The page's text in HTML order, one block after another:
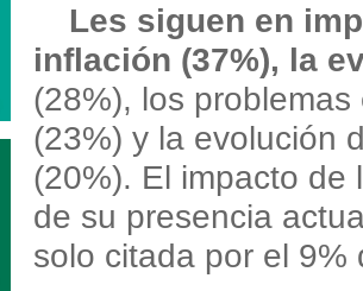
Les siguen en
inflación (37%), la
(28%), los
(23%) y la evolución
(20%). El impacto de
de su presencia
solo citada por el 9%